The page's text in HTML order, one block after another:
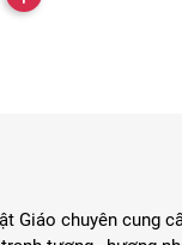
Giáo chuyên cung